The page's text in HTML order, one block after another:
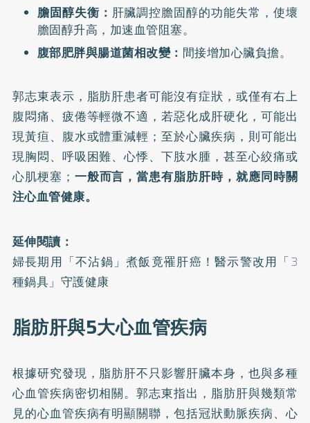
膽固醇失衡： 肝臟調控膽固醇的功能失常，使壞
膽固醇升高，加速血管阻塞。
腹部肥胖與腸道菌相改變： 間接增加心臟負擔。
郭志東表示，脂肪肝患者可能沒有症狀，或僅有右上
腹悶痛、疲倦等輕微不適，若惡化成肝硬化，可能出
現黃疸、腹水或體重減輕；至於心臟疾病，則可能出
現胸悶、呼吸困難、心悸、下肢水腫，甚至心絞痛或
心肌梗塞； 一般而言，當患有脂肪肝時，就應同時關
注心血管健康。
延伸閱讀：
婦長期用「不沾鍋」煮飯竟罹肝癌！醫示警改用「3
種鍋具」守護健康
脂肪肝與5大心血管疾病
根據研究發現，脂肪肝不只影響肝臟本身，也與多種
心血管疾病密切相關。郭志東指出，脂肪肝與幾類常
見的心血管疾病有明顯關聯，包括冠狀動脈疾病、心